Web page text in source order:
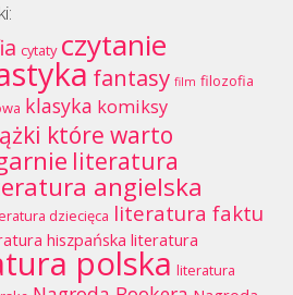
cytaty czytanie
fantasy film filozofia
klasyka komiksy
które warto
literatura
angielska
dziecięca literatura faktu
hiszpańska literatura
polska literatura